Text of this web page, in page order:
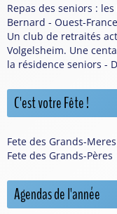
Repas des seniors :
Bernard - Ouest-France
Un club de retraités
Volgelsheim. Une
la résidence seniors -
C'est votre Fête !
Fete des Grands-Meres
Fete des Grands-Pères
Agendas de l'année